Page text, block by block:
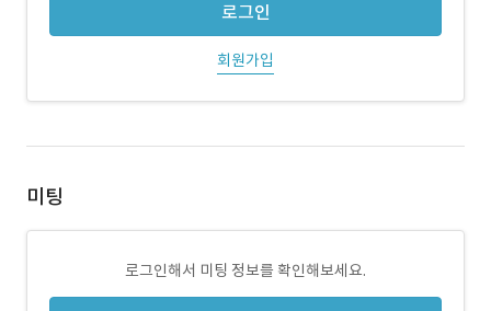
로그인
회원가입
미팅
로그인해서 미팅 정보를 확인해보세요.